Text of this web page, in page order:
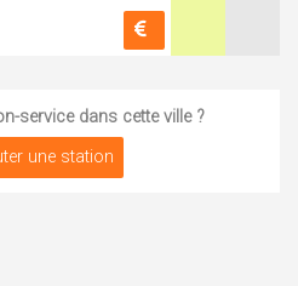
service dans cette ville ?
une station